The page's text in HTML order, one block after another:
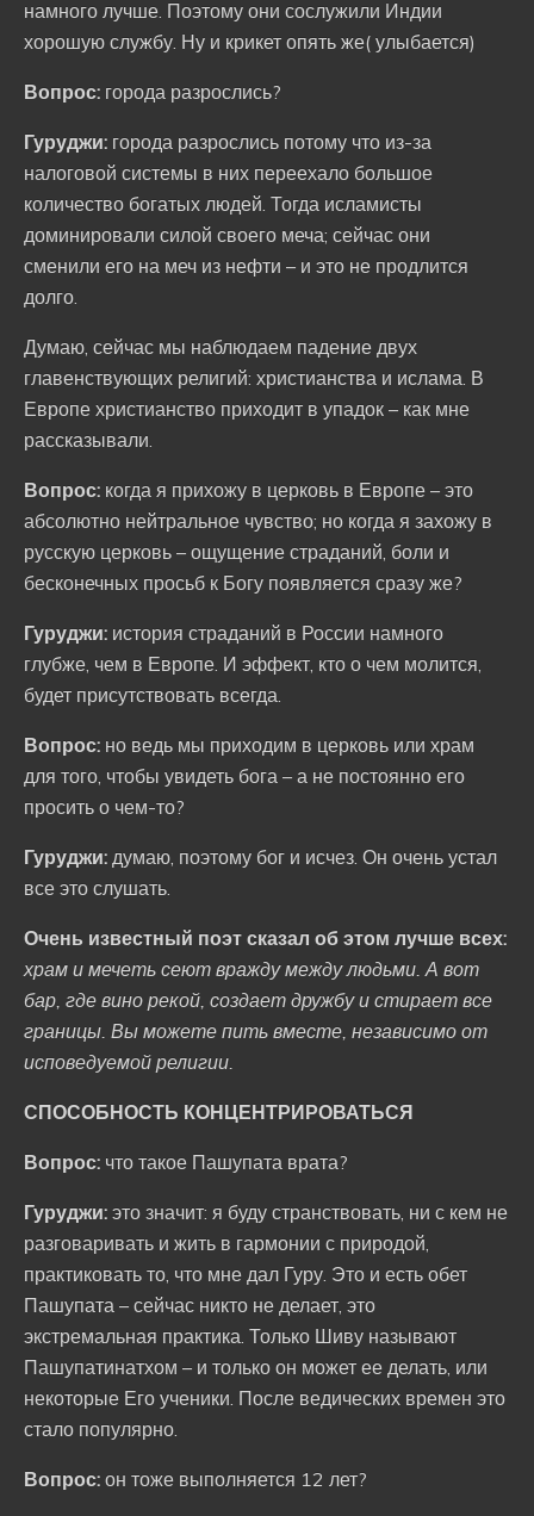
намного лучше. Поэтому они сослужили Индии
хорошую службу. Ну и крикет опять же( улыбается)
Вопрос: города разрослись?
Гуруджи: города разрослись потому что из-за
налоговой системы в них переехало большое
количество богатых людей. Тогда исламисты
доминировали силой своего меча; сейчас они
сменили его на меч из нефти – и это не продлится
долго.
Думаю, сейчас мы наблюдаем падение двух
главенствующих религий: христианства и ислама. В
Европе христианство приходит в упадок – как мне
рассказывали.
Вопрос: когда я прихожу в церковь в Европе – это
абсолютно нейтральное чувство; но когда я захожу в
русскую церковь – ощущение страданий, боли и
бесконечных просьб к Богу появляется сразу же?
Гуруджи: история страданий в России намного
глубже, чем в Европе. И эффект, кто о чем молится,
будет присутствовать всегда.
Вопрос: но ведь мы приходим в церковь или храм
для того, чтобы увидеть бога – а не постоянно его
просить о чем-то?
Гуруджи: думаю, поэтому бог и исчез. Он очень устал
все это слушать.
Очень известный поэт сказал об этом лучше всех:
храм и мечеть сеют вражду между людьми. А вот
бар, где вино рекой, создает дружбу и стирает все
границы. Вы можете пить вместе, независимо от
исповедуемой религии.
СПОСОБНОСТЬ КОНЦЕНТРИРОВАТЬСЯ
Вопрос: что такое Пашупата врата?
Гуруджи: это значит: я буду странствовать, ни с кем не
разговаривать и жить в гармонии с природой,
практиковать то, что мне дал Гуру. Это и есть обет
Пашупата – сейчас никто не делает, это
экстремальная практика. Только Шиву называют
Пашупатинатхом – и только он может ее делать, или
некоторые Его ученики. После ведических времен это
стало популярно.
Вопрос: он тоже выполняется 12 лет?